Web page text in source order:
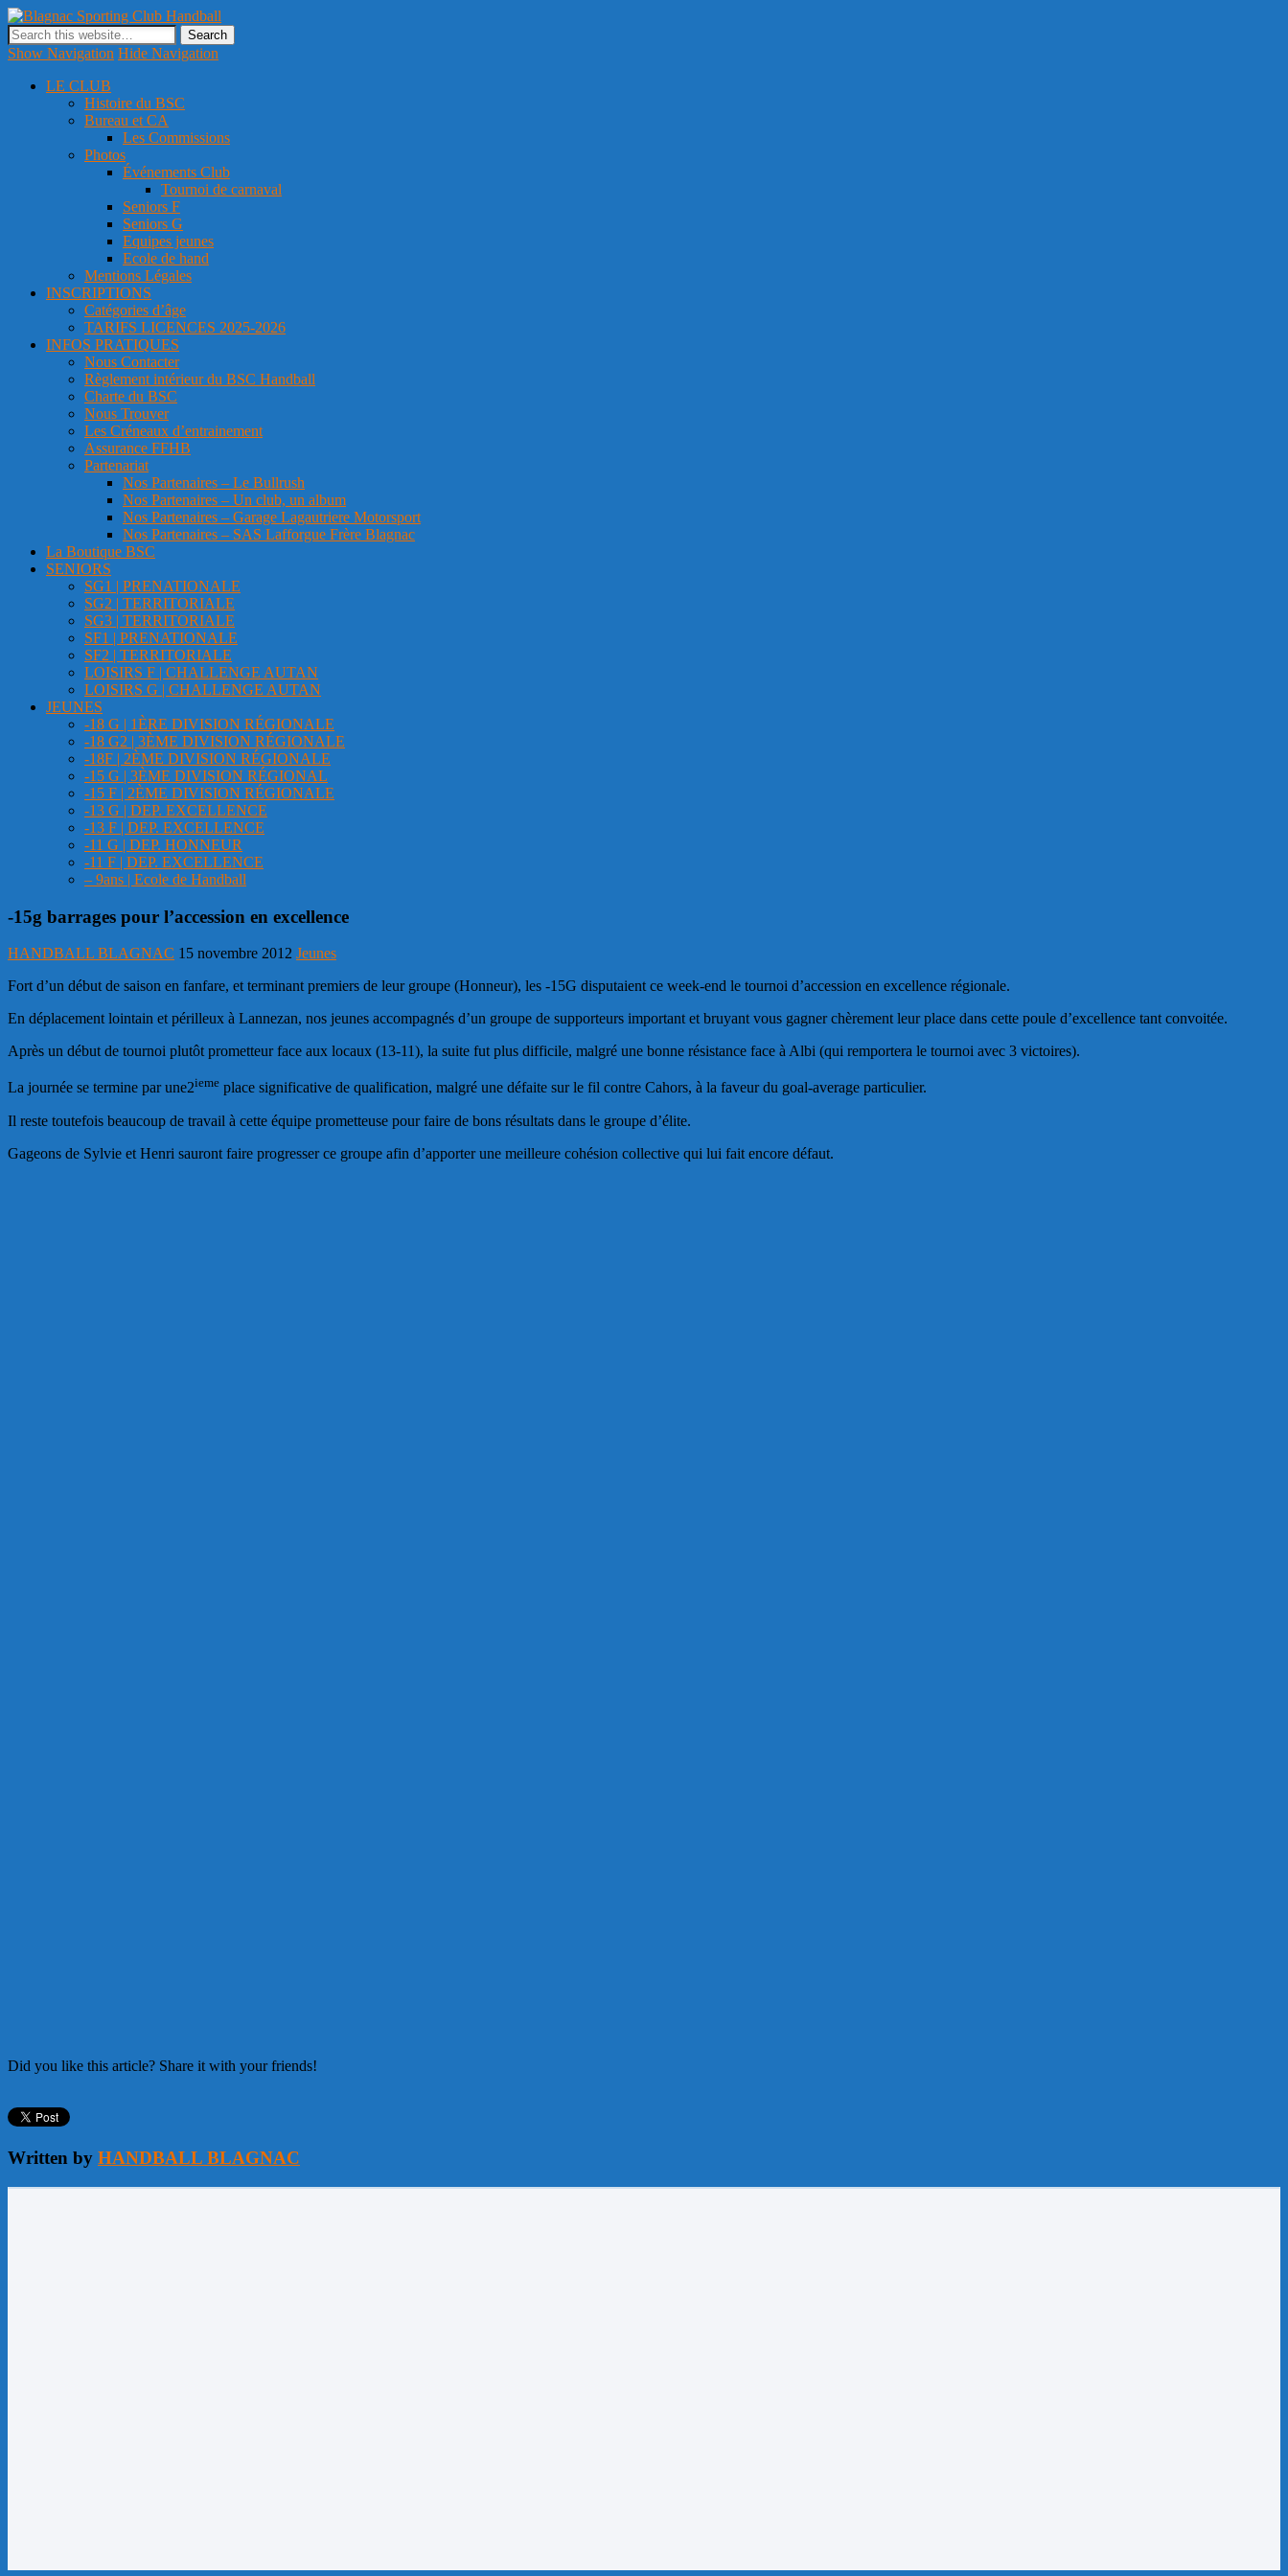
Site officiel du club de handball de Blagnac
Show Navigation Hide Navigation
LE CLUB
Histoire du BSC
Bureau et CA
Les Commissions
Photos
Événements Club
Tournoi de carnaval
Seniors F
Seniors G
Equipes jeunes
Ecole de hand
Mentions Légales
INSCRIPTIONS
Catégories d’âge
TARIFS LICENCES 2025-2026
INFOS PRATIQUES
Nous Contacter
Règlement intérieur du BSC Handball
Charte du BSC
Nous Trouver
Les Créneaux d’entrainement
Assurance FFHB
Partenariat
Nos Partenaires – Le Bullrush
Nos Partenaires – Un club, un album
Nos Partenaires – Garage Lagautriere Motorsport
Nos Partenaires – SAS Lafforgue Frère Blagnac
La Boutique BSC
SENIORS
SG1 | PRENATIONALE
SG2 | TERRITORIALE
SG3 | TERRITORIALE
SF1 | PRENATIONALE
SF2 | TERRITORIALE
LOISIRS F | CHALLENGE AUTAN
LOISIRS G | CHALLENGE AUTAN
JEUNES
-18 G | 1ÈRE DIVISION RÉGIONALE
-18 G2 | 3ÈME DIVISION RÉGIONALE
-18F | 2ÈME DIVISION RÉGIONALE
-15 G | 3ÈME DIVISION RÉGIONAL
-15 F | 2ÈME DIVISION RÉGIONALE
-13 G | DEP. EXCELLENCE
-13 F | DEP. EXCELLENCE
-11 G | DEP. HONNEUR
-11 F | DEP. EXCELLENCE
– 9ans | Ecole de Handball
-15g barrages pour l’accession en excellence
HANDBALL BLAGNAC 15 novembre 2012 Jeunes
Fort d’un début de saison en fanfare, et terminant premiers de leur groupe (Honneur), les -15G disputaient ce week-end le tournoi d’accession en excellence régionale.
En déplacement lointain et périlleux à Lannezan, nos jeunes accompagnés d’un groupe de supporteurs important et bruyant vous gagner chèrement leur place dans cette poule d’excellence tant convoitée.
Après un début de tournoi plutôt prometteur face aux locaux (13-11), la suite fut plus difficile, malgré une bonne résistance face à Albi (qui remportera le tournoi avec 3 victoires).
La journée se termine par une2ieme place significative de qualification, malgré une défaite sur le fil contre Cahors, à la faveur du goal-average particulier.
Il reste toutefois beaucoup de travail à cette équipe prometteuse pour faire de bons résultats dans le groupe d’élite.
Gageons de Sylvie et Henri sauront faire progresser ce groupe afin d’apporter une meilleure cohésion collective qui lui fait encore défaut.
Did you like this article? Share it with your friends!
Written by HANDBALL BLAGNAC